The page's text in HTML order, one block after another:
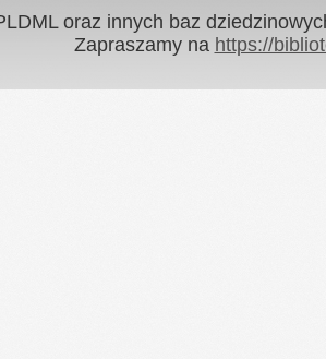
oraz innych baz
Zapraszamy na https://